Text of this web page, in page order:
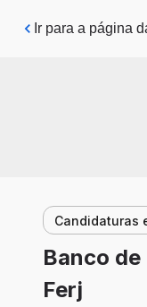
Pular para o
Ir para a página
Candidaturas
Banco
Ferj